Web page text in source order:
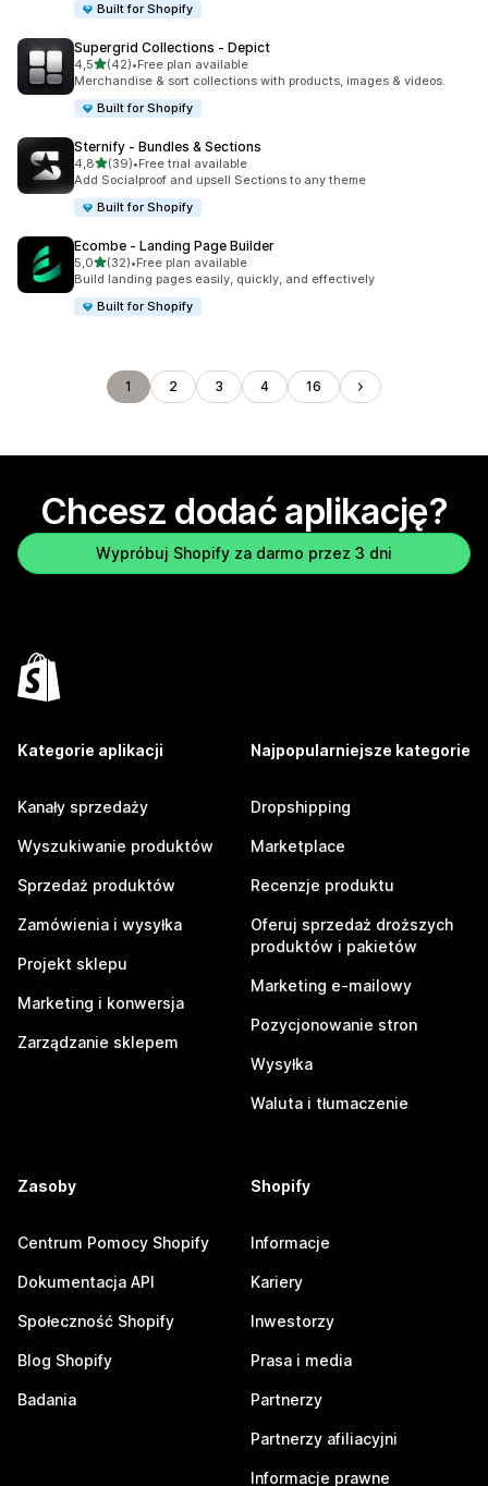
Built for Shopify
Supergrid Collections ‑ Depict
4,5na 5 gwiazdek
(42)
Łączna liczba recenzji: 42
•Free plan available
Merchandise & sort collections with products, images & videos.
Built for Shopify
Sternify ‑ Bundles & Sections
4,8na 5 gwiazdek
(39)
Łączna liczba recenzji: 39
•Free trial available
Add Socialproof and upsell Sections to any theme
Built for Shopify
Ecombe ‑ Landing Page Builder
5,0na 5 gwiazdek
(32)
Łączna liczba recenzji: 32
•Free plan available
Build landing pages easily, quickly, and effectively
Built for Shopify
1 2 3 4 16
Chcesz dodać aplikację?
Wypróbuj Shopify za darmo przez 3 dni
Kategorie aplikacji
Kanały sprzedaży
Wyszukiwanie produktów
Sprzedaż produktów
Zamówienia i wysyłka
Projekt sklepu
Marketing i konwersja
Zarządzanie sklepem
Najpopularniejsze kategorie
Dropshipping
Marketplace
Recenzje produktu
Oferuj sprzedaż droższych
produktów i pakietów
Marketing e-mailowy
Pozycjonowanie stron
Wysyłka
Waluta i tłumaczenie
Zasoby
Centrum Pomocy Shopify
Dokumentacja API
Społeczność Shopify
Blog Shopify
Badania
Shopify
Informacje
Kariery
Inwestorzy
Prasa i media
Partnerzy
Partnerzy afiliacyjni
Informacje prawne